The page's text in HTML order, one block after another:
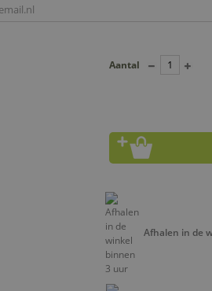
Aantal
Afhalen in de